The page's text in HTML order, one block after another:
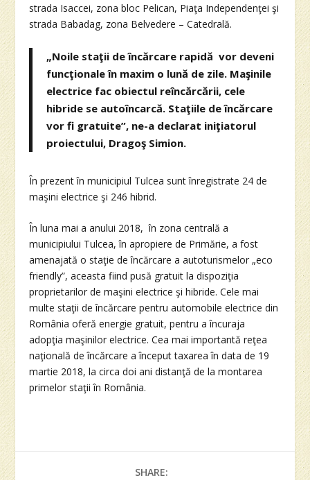
strada Isaccei, zona bloc Pelican, Piaţa Independenţei şi
strada Babadag, zona Belvedere – Catedrală.
„Noile staţii de încărcare rapidă vor deveni
funcţionale în maxim o lună de zile. Maşinile
electrice fac obiectul reîncărcării, cele
hibride se autoîncarcă. Staţiile de încărcare
vor fi gratuite”, ne-a declarat iniţiatorul
proiectului, Dragoş Simion.
În prezent în municipiul Tulcea sunt înregistrate 24 de
maşini electrice şi 246 hibrid.
În luna mai a anului 2018, în zona centrală a
municipiului Tulcea, în apropiere de Primărie, a fost
amenajată o staţie de încărcare a autoturismelor „eco
friendly”, aceasta fiind pusă gratuit la dispoziţia
proprietarilor de maşini electrice şi hibride. Cele mai
multe staţii de încărcare pentru automobile electrice din
România oferă energie gratuit, pentru a încuraja
adopţia maşinilor electrice. Cea mai importantă reţea
naţională de încărcare a început taxarea în data de 19
martie 2018, la circa doi ani distanţă de la montarea
primelor staţii în România.
SHARE: